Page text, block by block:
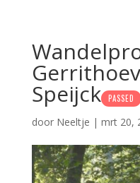
Speijck PASSED
door Neeltje | mrt 20,